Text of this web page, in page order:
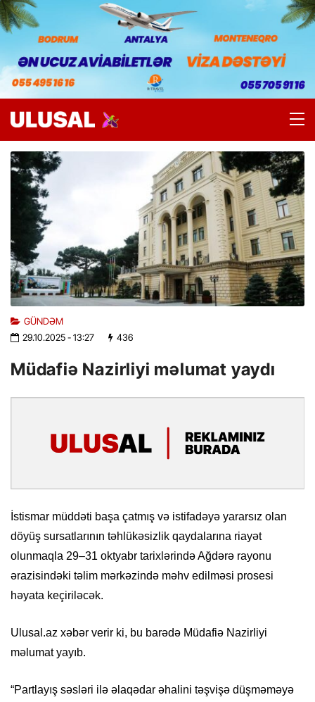
GÜNDƏM
29.10.2025- 13:27 436
Müdafiə Nazirliyi məlumat yaydı
İstismar müddəti başa çatmış və istifadəyə yararsız olan
döyüş sursatlarının təhlükəsizlik qaydalarına riayət
olunmaqla 29–31 oktyabr tarixlərində Ağdərə rayonu
ərazisindəki təlim mərkəzində məhv edilməsi prosesi
həyata keçiriləcək.
Ulusal.az xəbər verir ki, bu barədə Müdafiə Nazirliyi
məlumat yayıb.
“Partlayış səsləri ilə əlaqədar əhalini təşvişə düşməməyə